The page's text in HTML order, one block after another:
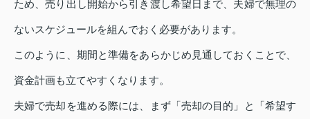
ため、売り出し開始から引き渡し希望日まで、夫婦で無理の
ないスケジュールを組んでおく必要があります。
このように、期間と準備をあらかじめ見通しておくことで、
資金計画も立てやすくなります。
夫婦で売却を進める際には、まず「売却の目的」と「希望す